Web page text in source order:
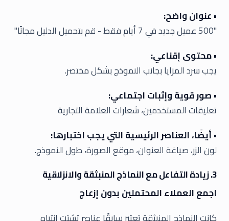
• عنوان واضح:
"500 عميل جديد في 7 أيام فقط - قم بتحميل الدليل مجانًا"
• محتوى إقناعي:
يجب سرد المزايا بجانب النموذج بشكل مختصر.
• صور قوية وإثبات اجتماعي:
تعليقات المستخدمين، شعارات العلامة التجارية
• أيضًا، العناصر الرئيسية التي يجب اختبارها:
لون الزر، صياغة العنوان، موقع الصورة، طول النموذج.
3. زيادة التفاعل مع النماذج المنبثقة والانزلاقية
اجمع العملاء المحتملين بدون إزعاج